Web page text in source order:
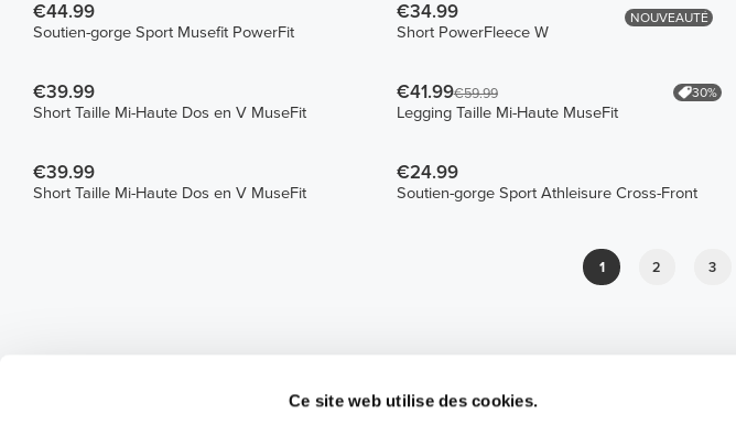
Ce site web utilise des cookies.
€44.99
Soutien-gorge Sport Musefit PowerFit
NOUVEAUTÉ
€34.99
Short PowerFleece W
€39.99
Short Taille Mi-Haute Dos en V MuseFit
€41.99€59.99 30%
Legging Taille Mi-Haute MuseFit
€39.99
Short Taille Mi-Haute Dos en V MuseFit
€24.99
Soutien-gorge Sport Athleisure Cross-Front
1 2 3